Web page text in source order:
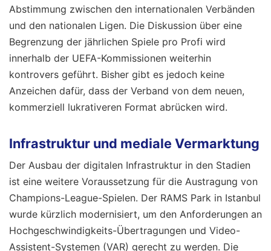
Abstimmung zwischen den internationalen Verbänden
und den nationalen Ligen. Die Diskussion über eine
Begrenzung der jährlichen Spiele pro Profi wird
innerhalb der UEFA-Kommissionen weiterhin
kontrovers geführt. Bisher gibt es jedoch keine
Anzeichen dafür, dass der Verband von dem neuen,
kommerziell lukrativeren Format abrücken wird.
Infrastruktur und mediale Vermarktung
Der Ausbau der digitalen Infrastruktur in den Stadien
ist eine weitere Voraussetzung für die Austragung von
Champions-League-Spielen. Der RAMS Park in Istanbul
wurde kürzlich modernisiert, um den Anforderungen an
Hochgeschwindigkeits-Übertragungen und Video-
Assistent-Systemen (VAR) gerecht zu werden. Die